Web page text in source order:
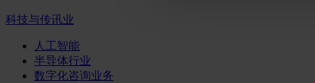
科技与传讯业
人工智能
半导体行业
数字化咨询业务